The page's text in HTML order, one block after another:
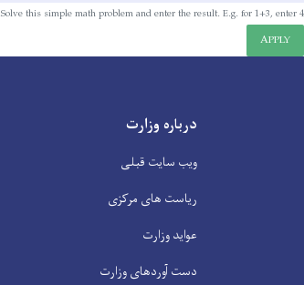
Solve this simple math problem and enter the result. E.g. for 1+3, enter 4.
APPLY
درباره وزارت
ویب سایت قبلی
ریاست های مرکزی
عواید وزارت
دست آوردهای وزارت